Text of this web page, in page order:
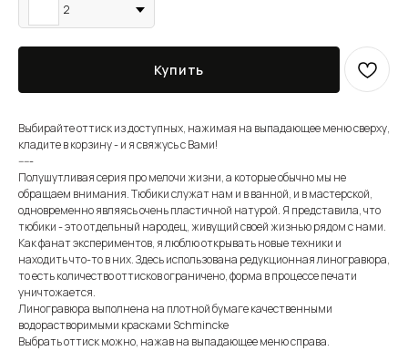
2
Купить
Выбирайте оттиск из доступных, нажимая на выпадающее меню сверху,
кладите в корзину - и я свяжусь с Вами!
-----
Полушутливая серия про мелочи жизни, а которые обычно мы не
обращаем внимания. Тюбики служат нам и в ванной, и в мастерской,
одновременно являясь очень пластичной натурой. Я представила, что
тюбики - это отдельный народец, живущий своей жизнью рядом с нами.
Как фанат экспериментов, я люблю открывать новые техники и
находить что-то в них. Здесь использована редукционная линогравюра,
то есть количество оттисков ограничено, форма в процессе печати
уничтожается.
Линогравюра выполнена на плотной бумаге качественными
водорастворимыми красками Sсhmincke
Выбрать оттиск можно, нажав на выпадающее меню справа.